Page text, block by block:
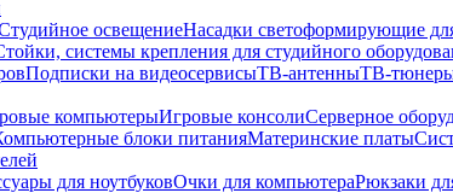
освещениеНасадки светоформирующие
системы крепления для студийного
Подписки на видеосервисыТВ-антенныТВ-
компьютерыИгровые консолиСерверное
блоки питанияМатеринские платы
для ноутбуковОчки для компьютераРюкзаки